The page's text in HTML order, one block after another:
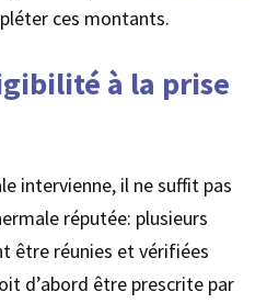
ces montants.
à la prise
intervienne, il ne suffit pas
réputée: plusieurs
être réunies et vérifiées
d’abord être prescrite par